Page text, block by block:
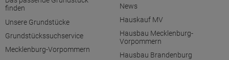
finden
Unsere Grundstücke
Grundstückssuchservice
Mecklenburg-Vorpommern
News
Hauskauf MV
Hausbau Mecklenburg-
Vorpommern
Hausbau Brandenburg